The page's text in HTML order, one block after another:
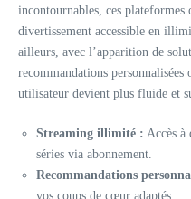
incontournables, ces
divertissement accessible en
ailleurs, avec l’apparition de
recommandations
utilisateur devient plus fluide et
Streaming illimité : Accès à
séries via abonnement.
Recommandations
vos coups de cœur adaptés.